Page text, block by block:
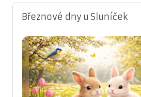
Březnové dny u Sluníček